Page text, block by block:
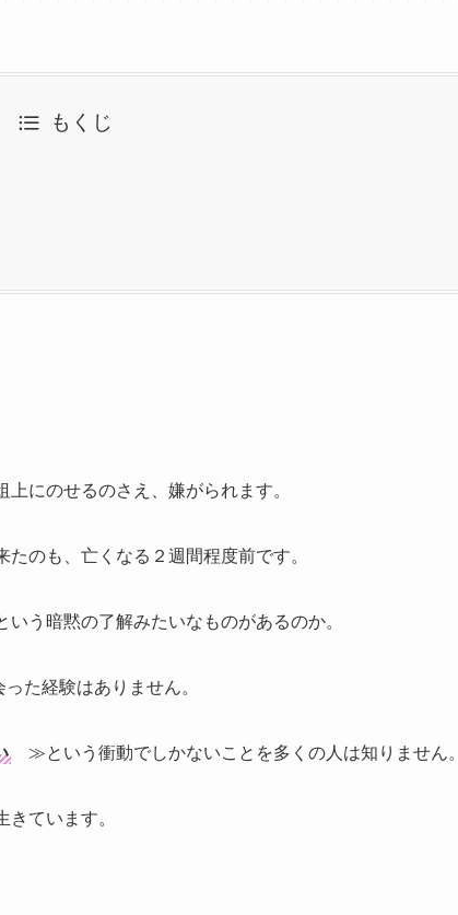
もくじ
にのせるのさえ、嫌がられます。
のも、亡くなる２週間程度前です。
う暗黙の了解みたいなものがあるのか。
た経験はありません。
≫という衝動でしかないことを多くの人は知りません。
ています。